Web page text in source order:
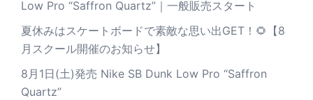
Low Pro “Saffron Quartz”｜一般販売スタート
夏休みはスケートボードで素敵な思い出GET！🌻【8
月スクール開催のお知らせ】
8月1日(土)発売 Nike SB Dunk Low Pro “Saffron
Quartz”